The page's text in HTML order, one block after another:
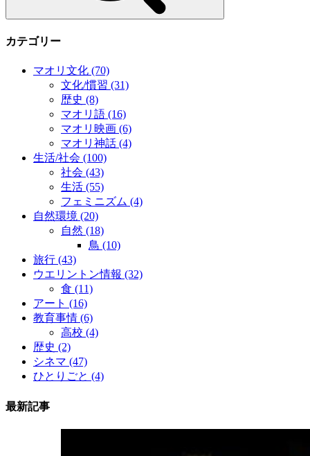
カテゴリー
マオリ文化 (70)
文化/慣習 (31)
歴史 (8)
マオリ語 (16)
マオリ映画 (6)
マオリ神話 (4)
生活/社会 (100)
社会 (43)
生活 (55)
フェミニズム (4)
自然環境 (20)
自然 (18)
鳥 (10)
旅行 (43)
ウエリントン情報 (32)
食 (11)
アート (16)
教育事情 (6)
高校 (4)
歴史 (2)
シネマ (47)
ひとりごと (4)
最新記事